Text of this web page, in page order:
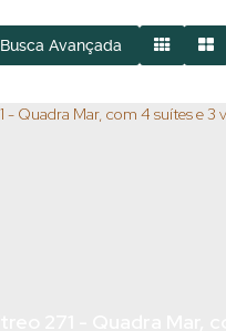
Busca Avançada